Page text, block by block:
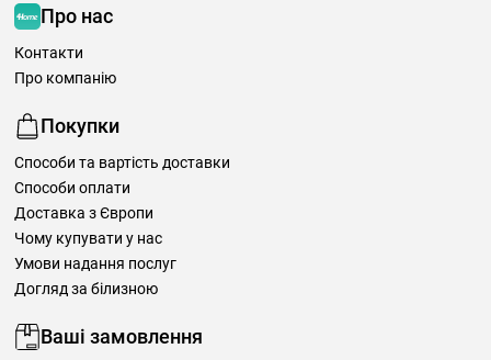
Про нас
Контакти
Про компанію
Покупки
Способи та вартість доставки
Способи оплати
Доставка з Європи
Чому купувати у нас
Умови надання послуг
Догляд за білизною
Ваші замовлення